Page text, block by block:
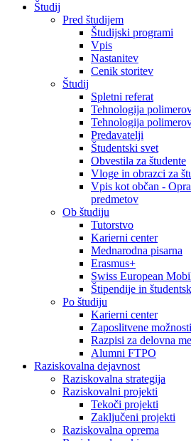
Študij
Pred študijem
Študijski programi
Vpis
Nastanitev
Cenik storitev
Študij
Spletni referat
Tehnologija
Tehnologija
Predavatelji
Študentski svet
Obvestila za študente
Vloge in obrazci za
Vpis kot občan -
predmetov
Ob študiju
Tutorstvo
Karierni center
Mednarodna pisarna
Erasmus+
Swiss European
Štipendije in
Po študiju
Karierni center
Zaposlitvene možnosti
Razpisi za delovna
Alumni FTPO
Raziskovalna dejavnost
Raziskovalna strategija
Raziskovalni projekti
Tekoči projekti
Zaključeni projekti
Raziskovalna oprema